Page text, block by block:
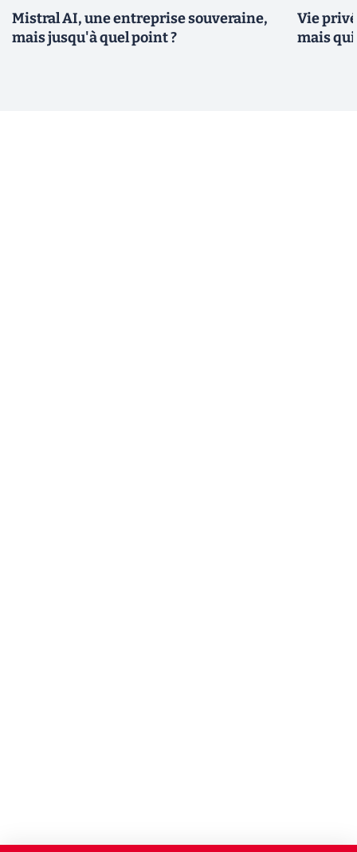
Mistral AI, une entreprise souveraine,
mais jusqu'à quel point ?
Vie
mais